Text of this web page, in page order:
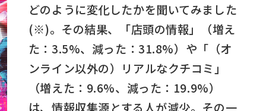
どのように変化したかを聞いてみました
(※)。その結果、「店頭の情報」（増え
た：3.5%、減った：31.8%）や「（オ
ンライン以外の）リアルなクチコミ」
（増えた：9.6%、減った：19.9%）
は、情報収集源とする人が減少。その一